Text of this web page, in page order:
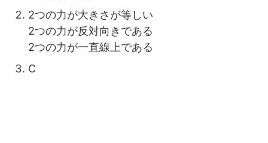
2つの力が大きさが等しい
2つの力が反対向きである
2つの力が一直線上である
C